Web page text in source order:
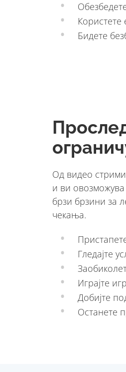
Бидете
Од видео
и ви овозможува
брзи брзини за
чекања.
Гледајте
Играјте
Добијте
Останете